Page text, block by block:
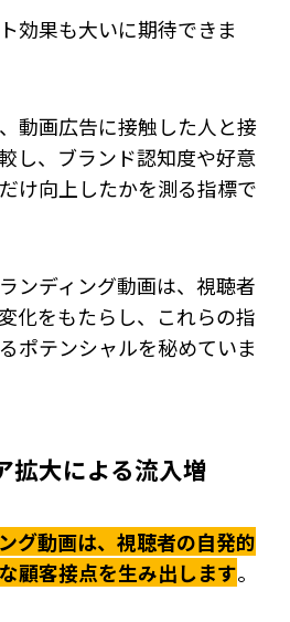
効果も大いに期待できま
動画広告に接触した人と接
し、ブランド認知度や好意
け向上したかを測る指標で
ンディング動画は、視聴者
化をもたらし、これらの指
ポテンシャルを秘めていま
拡大による流入増
グ動画は、視聴者の自発的
顧客接点を生み出します。